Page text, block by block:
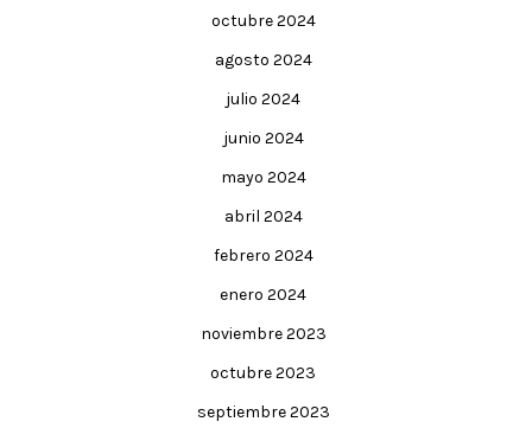
octubre 2024
agosto 2024
julio 2024
junio 2024
mayo 2024
abril 2024
febrero 2024
enero 2024
noviembre 2023
octubre 2023
septiembre 2023